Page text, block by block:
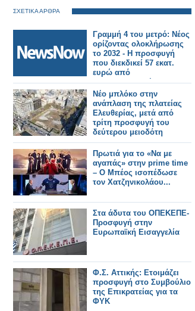
ΣΧΕΤΙΚΑ ΑΡΘΡΑ
Γραμμή 4 του μετρό: Νέος
ορίζοντας ολοκλήρωσης
το 2032 - Η προσφυγή
που διεκδικεί 57 εκατ.
ευρώ από
κατασκευαστικές.
Νέο μπλόκο στην
ανάπλαση της πλατείας
Ελευθερίας, μετά από
τρίτη προσφυγή του
δεύτερου μειοδότη
Πρωτιά για το «Να με
αγαπάς» στην prime time
– Ο Μπέος ισοπέδωσε
τον Χατζηνικολάου...
Στα άδυτα του ΟΠΕΚΕΠΕ-
Προσφυγή στην
Ευρωπαϊκή Εισαγγελία
Φ.Σ. Αττικής: Ετοιμάζει
προσφυγή στο Συμβούλιο
της Επικρατείας για τα
ΦΥΚ